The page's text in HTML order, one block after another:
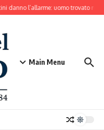
danno l’allarme: uomo trovato
Main Menu